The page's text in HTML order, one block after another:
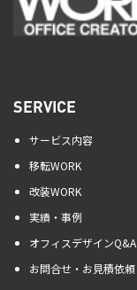
SERVICE
サービス内容
移転WORK
改装WORK
実績・事例
オフィスデザインQ&A
お問合せ・お見積依頼